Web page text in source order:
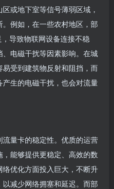
或地下室等信号薄弱区域，
例如，在一些农村地区，部
导致物联网设备连接不稳
电磁干扰等因素影响。在城
受到建筑物反射和阻挡，而
生的电磁干扰，也会对流量
量卡的稳定性。优质的运营
能够提供更稳定、高效的数
优化方面投入巨大，不断升
减少网络拥塞和延迟。而部